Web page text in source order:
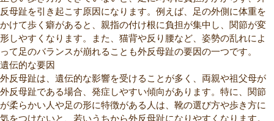
反母趾を引き起こす原因になります。例えば、足の外側に体重を
かけて歩く癖があると、親指の付け根に負担が集中し、関節が変
形しやすくなります。また、猫背や反り腰など、姿勢の乱れによ
って足のバランスが崩れることも外反母趾の要因の一つです。
遺伝的な要因
外反母趾は、遺伝的な影響を受けることが多く、両親や祖父母が
外反母趾である場合、発症しやすい傾向があります。特に、関節
が柔らかい人や足の形に特徴がある人は、靴の選び方や歩き方に
気をつけないと、若いうちから外反母趾になりやすくなります。